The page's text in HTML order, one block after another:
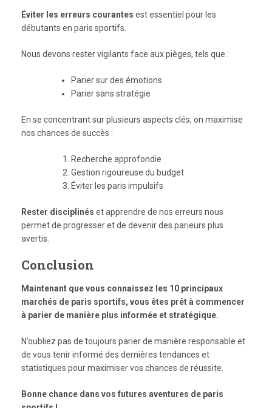
Éviter les erreurs courantes est essentiel pour les
débutants en paris sportifs.
Nous devons rester vigilants face aux pièges, tels que :
Parier sur des émotions
Parier sans stratégie
En se concentrant sur plusieurs aspects clés, on maximise
nos chances de succès :
Recherche approfondie
Gestion rigoureuse du budget
Éviter les paris impulsifs
Rester disciplinés et apprendre de nos erreurs nous
permet de progresser et de devenir des parieurs plus
avertis.
Conclusion
Maintenant que vous connaissez les 10 principaux
marchés de paris sportifs, vous êtes prêt à commencer
à parier de manière plus informée et stratégique.
N’oubliez pas de toujours parier de manière responsable et
de vous tenir informé des dernières tendances et
statistiques pour maximiser vos chances de réussite.
Bonne chance dans vos futures aventures de paris